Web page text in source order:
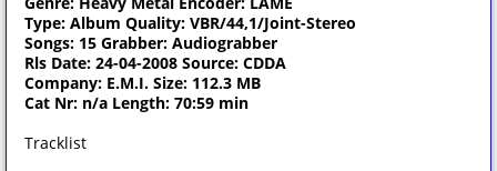
Type: Album Quality: VBR/44,1/Joint-Stereo
Songs: 15 Grabber: Audiograbber
Rls Date: 24-04-2008 Source: CDDA
Company: E.M.I. Size: 112.3 MB
Cat Nr: n/a Length: 70:59 min
Tracklist